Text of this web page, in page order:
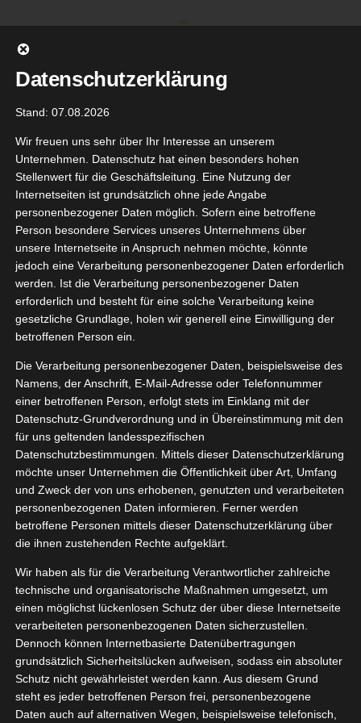
springen
Gehe zu ...
02, 2025
Fiber
Haar Lifestyle
Pflege
Wellness
Elvital Fiber Booster
Februar 20, 2025 | Beauty,Haar,Lifestyle,Pflege,
Produktvorstellungen, Wellness
Datenschutzerklärung
Stand: 07.08.2026
Wir freuen uns sehr über Ihr Interesse an unserem
Unternehmen. Datenschutz hat einen besonders hohen
Stellenwert für die Geschäftsleitung. Eine Nutzung der
Internetseiten ist grundsätzlich ohne jede Angabe
personenbezogener Daten möglich. Sofern eine betroffene
Person besondere Services unseres Unternehmens über
unsere Internetseite in Anspruch nehmen möchte, könnte
jedoch eine Verarbeitung personenbezogener Daten erforderlich
werden. Ist die Verarbeitung personenbezogener Daten
erforderlich und besteht für eine solche Verarbeitung keine
gesetzliche Grundlage, holen wir generell eine Einwilligung der
betroffenen Person ein.
Die Verarbeitung personenbezogener Daten, beispielsweise des
Namens, der Anschrift, E-Mail-Adresse oder Telefonnummer
einer betroffenen Person, erfolgt stets im Einklang mit der
Datenschutz-Grundverordnung und in Übereinstimmung mit den
für uns geltenden landesspezifischen
Datenschutzbestimmungen. Mittels dieser Datenschutzerklärung
möchte unser Unternehmen die Öffentlichkeit über Art, Umfang
und Zweck der von uns erhobenen, genutzten und verarbeiteten
personenbezogenen Daten informieren. Ferner werden
betroffene Personen mittels dieser Datenschutzerklärung über
die ihnen zustehenden Rechte aufgeklärt.
Wir haben als für die Verarbeitung Verantwortlicher zahlreiche
technische und organisatorische Maßnahmen umgesetzt, um
einen möglichst lückenlosen Schutz der über diese Internetseite
verarbeiteten personenbezogenen Daten sicherzustellen.
Dennoch können Internetbasierte Datenübertragungen
grundsätzlich Sicherheitslücken aufweisen, sodass ein absoluter
Schutz nicht gewährleistet werden kann. Aus diesem Grund
steht es jeder betroffenen Person frei, personenbezogene
Daten auch auf alternativen Wegen, beispielsweise telefonisch,